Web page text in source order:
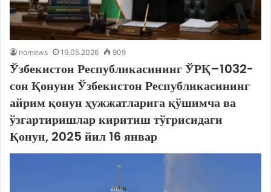
nornews 19.05.2026 909
Ўзбекистон Республикасининг ЎРҚ–1032-
сон Қонуни Ўзбекистон Республикасининг
айрим қонун ҳужжатларига қўшимча ва
ўзгартиришлар киритиш тўғрисидаги
Қонун, 2025 йил 16 январ